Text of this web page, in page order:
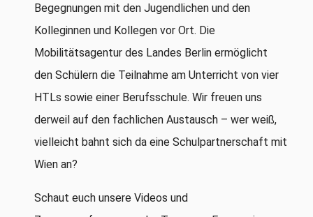
Begegnungen mit den Jugendlichen und den
Kolleginnen und Kollegen vor Ort. Die
Mobilitätsagentur des Landes Berlin ermöglicht
den Schülern die Teilnahme am Unterricht von vier
HTLs sowie einer Berufsschule. Wir freuen uns
derweil auf den fachlichen Austausch – wer weiß,
vielleicht bahnt sich da eine Schulpartnerschaft mit
Wien an?
Schaut euch unsere Videos und